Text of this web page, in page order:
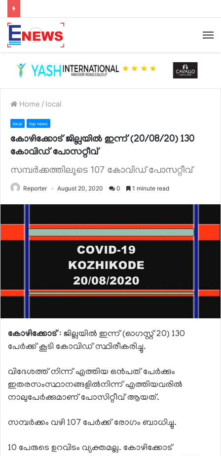
Home / local
local top news
കോഴിക്കോട് ജില്ലയിൽ ഇന്ന് (20/08/20) 130
കോവിഡ് പോസറ്റീവ്
സമ്പർക്കത്തിലൂടെ 107 കോവിഡ് പോസറ്റീവ്
Reporter August 20, 2020 0 1 minute read
കോഴിക്കോട്: ജില്ലയില്‍ ഇന്ന് (ഓഗസ്റ്റ് 20) 130
പേര്‍ക്ക് കൂടി കോവിഡ് സ്ഥിരീകരിച്ചു.
വിദേശത്ത് നിന്ന് എത്തിയ ഒന്‍പത് പേര്‍ക്കും
ഇതരസംസ്ഥാനങ്ങളില്‍നിന്ന് എത്തിയവരില്‍
നാലുപേര്‍ക്കുമാണ് പോസിറ്റീവ് ആയത്.
സമ്പര്‍ക്കം വഴി 107 പേര്‍ക്ക് രോഗം ബാധിച്ചു.
10 പേരുടെ ഉറവിടം വ്യക്തമല്ല. കോഴിക്കോട്